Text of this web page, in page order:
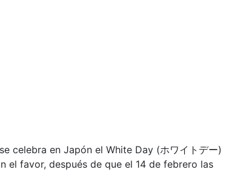
celebra en Japón el White Day (ホワイトデー)
el favor, después de que el 14 de febrero las